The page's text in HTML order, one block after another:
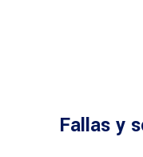
Fallas y